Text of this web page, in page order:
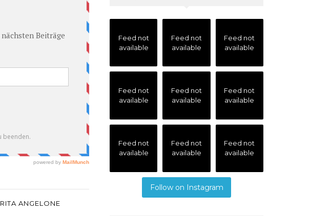
RITA ANGELONE
Feed not
available
Feed not
available
Feed not
available
Feed not
available
Feed not
available
Feed not
available
Feed not
available
Feed not
available
Feed not
available
Follow on Instagram